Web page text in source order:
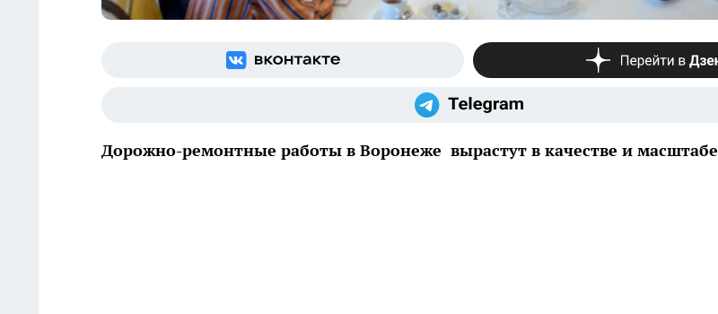
Дорожно-ремонтные работы в Воронеже вырастут в качестве и масштабе